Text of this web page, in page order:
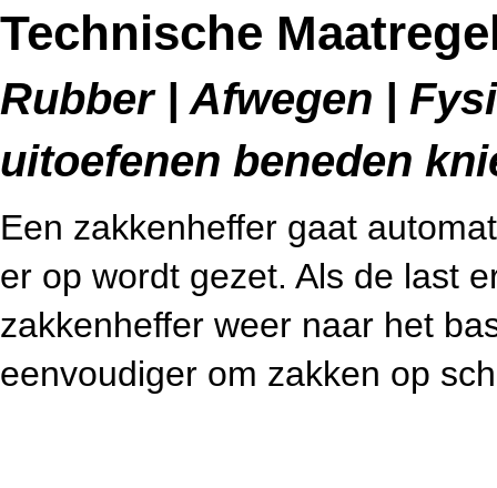
Technische
Rubber | Afwegen |
uitoefenen beneden
Een zakkenheffer gaat
er op wordt gezet. Als de last
zakkenheffer weer naar het
eenvoudiger om zakken op